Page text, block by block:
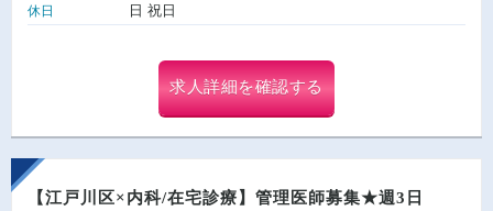
休日 日 祝日
求人詳細を確認する
【江戸川区×内科/在宅診療】管理医師募集★週3日